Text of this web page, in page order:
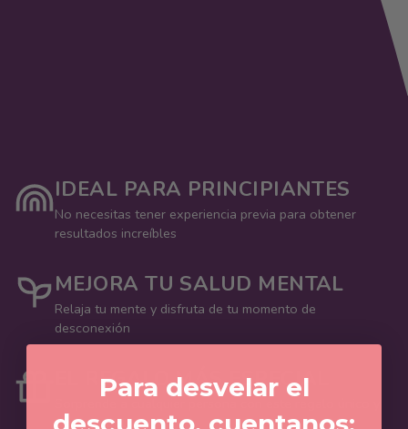
IDEAL PARA PRINCIPIANTES
No necesitas tener experiencia previa para obtener
resultados increíbles
MEJORA TU SALUD MENTAL
Relaja tu mente y disfruta de tu momento de
desconexión
EL REGALO MÁS ESPECIAL
tan especial
Para desvelar el